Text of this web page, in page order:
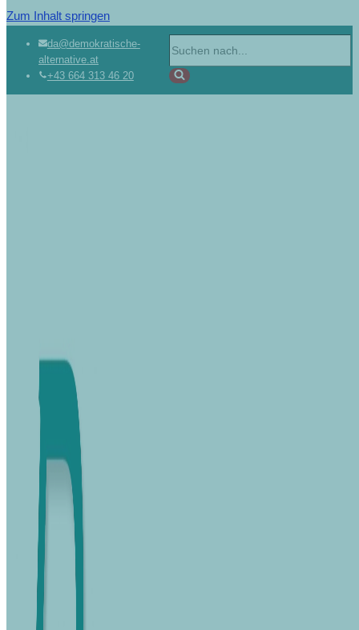
Zum Inhalt springen
da@demokratische-
alternative.at
+43 664 313 46 20